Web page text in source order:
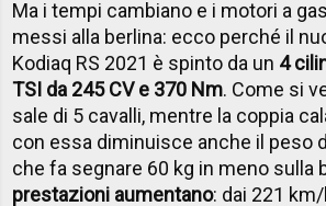
Ma i tempi cambiano e i motori a
messi alla berlina: ecco perché il
Kodiaq RS 2021 è spinto da un 4
TSI da 245 CV e 370 Nm. Come si
sale di 5 cavalli, mentre la coppia
con essa diminuisce anche il peso
che fa segnare 60 kg in meno sulla
prestazioni aumentano: dai 221